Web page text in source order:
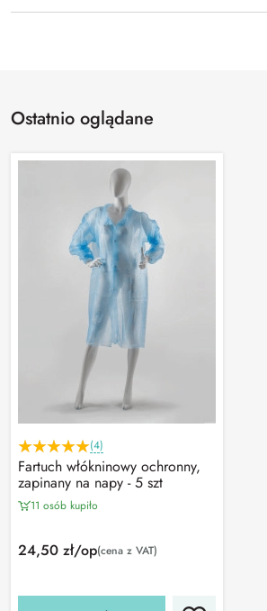
Ostatnio oglądane
(4)
Fartuch włókninowy ochronny,
zapinany na napy - 5 szt
11 osób kupiło
24,50 zł/op(cena z VAT)